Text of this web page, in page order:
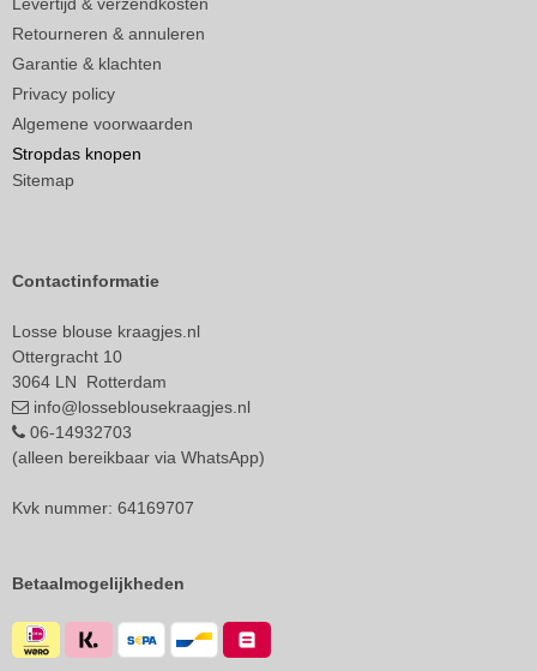
Retourneren & annuleren
Garantie & klachten
Privacy policy
Algemene voorwaarden
Stropdas knopen
Sitemap
Contactinformatie
Losse blouse kraagjes.nl
Ottergracht 10
3064 LN Rotterdam
info@losseblousekraagjes.nl
06-14932703
(alleen bereikbaar via WhatsApp)
Kvk nummer: 64169707
Betaalmogelijkheden